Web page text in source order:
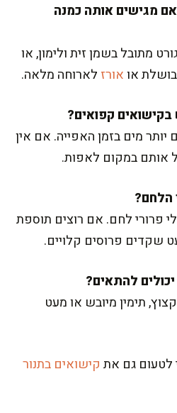
מגישים אותה כמנה
מתובל בשמן זית ולימון, או
אואורז לארוחה מלאה.
מים בזמן האפייה. אם אין
אותם במקום לאפות.
פרורי לחם. אם רוצים תוספת
שקדים פרוסים קלויים.
תימין מיובש או מעט
לטעום גם את קישואים בתנור